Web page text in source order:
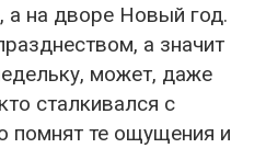
а на дворе Новый год.
а значит
может, даже
сталкивался с
помнят те ощущения и